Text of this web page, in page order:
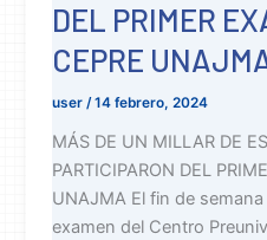
DEL PRIMER
CEPRE
user/14 febrero, 2024
MÁS DE UN MILLAR DE
PARTICIPARON DEL
UNAJMA El fin de
examen del Centro